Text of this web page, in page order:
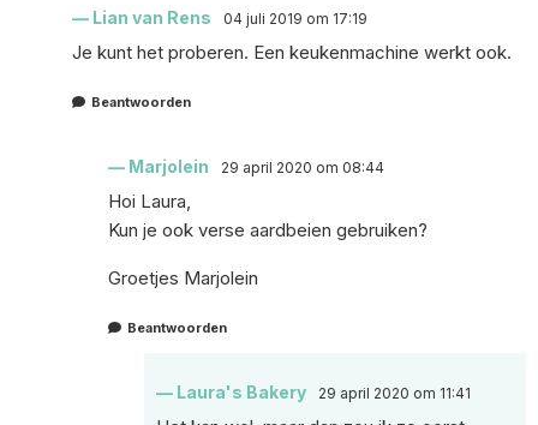
Lian van Rens 04 juli 2019 om 17:19
Je kunt het proberen. Een keukenmachine werkt ook.
Beantwoorden
Marjolein 29 april 2020 om 08:44
Hoi Laura,
Kun je ook verse aardbeien gebruiken?
Groetjes Marjolein
Beantwoorden
Laura's Bakery 29 april 2020 om 11:41